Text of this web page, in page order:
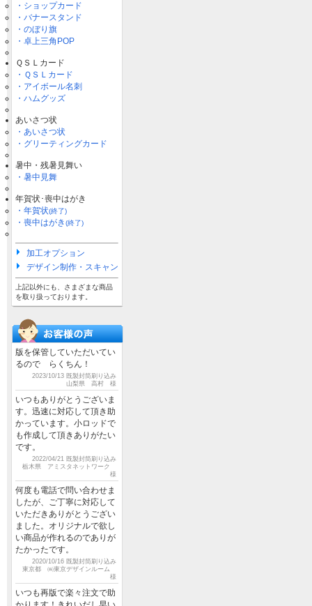
・ショップカード
・バナースタンド
・のぼり旗
・卓上三角POP
ＱＳＬカード
・ＱＳＬカード
・アイボール名刺
・ハムグッズ
あいさつ状
・あいさつ状
・グリーティングカード
暑中・残暑見舞い
・暑中見舞
年賀状･喪中はがき
・年賀状(終了)
・喪中はがき(終了)
加工オプション
デザイン制作・スキャン
上記以外にも、さまざまな商品
を取り扱っております。
版を保管していただいてい
るので らくちん！
2023/10/13 既製封筒刷り込み
山梨県 高村 様
いつもありがとうございま
す。迅速に対応して頂き助
かっています。小ロッドで
も作成して頂きありがたい
です。
2022/04/21 既製封筒刷り込み
栃木県 アミスタネットワーク
様
何度も電話で問い合わせま
したが、ご丁寧に対応して
いただきありがとうござい
ました。オリジナルで欲し
い商品が作れるのでありが
たかったです。
2020/10/16 既製封筒刷り込み
東京都 ㈱東京デザインルーム
様
いつも再版で楽々注文で助